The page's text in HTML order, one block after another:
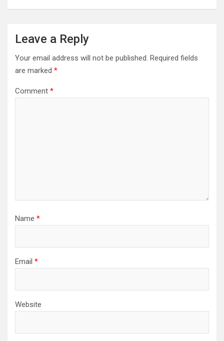
Leave a Reply
Your email address will not be published. Required fields
are marked *
Comment *
Name *
Email *
Website